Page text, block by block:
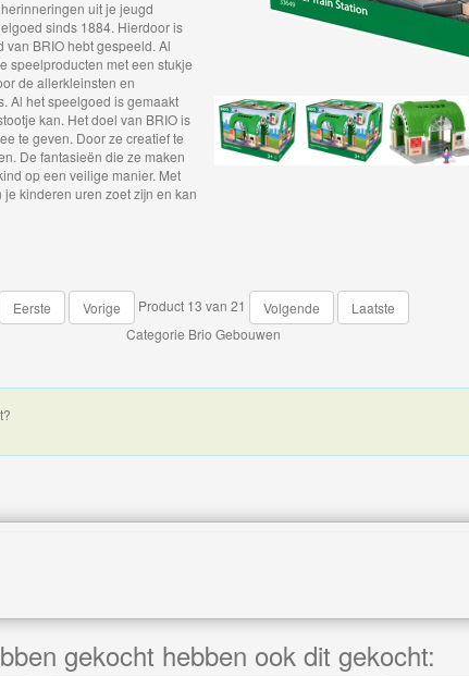
uit je jeugd
sinds 1884. Hierdoor is
BRIO hebt gespeeld. Al
speelproducten met een stukje
de allerkleinsten en
Al het speelgoed is gemaakt
kan. Het doel van BRIO is
te geven. Door ze creatief te
De fantasieën die ze maken
op een veilige manier. Met
kinderen uren zoet zijn en kan
Eerste
Vorige Product 13 van 21 Volgende
Laatste
Categorie Brio Gebouwen
gekocht hebben ook dit gekocht: